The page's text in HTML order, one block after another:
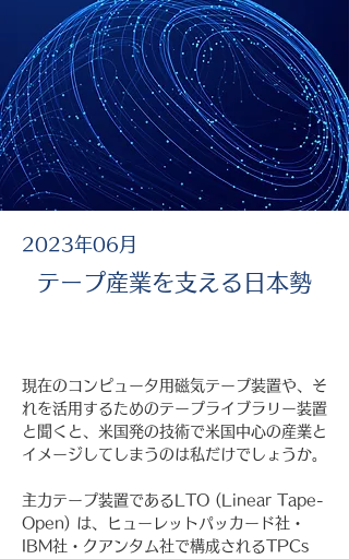
2023年06月
テープ産業を支える日本勢
現在のコンピュータ用磁気テープ装置や、そ
れを活用するためのテープライブラリー装置
と聞くと、米国発の技術で米国中心の産業と
イメージしてしまうのは私だけでしょうか。
主力テープ装置であるLTO (Linear Tape-
Open) は、ヒューレットパッカード社・
IBM社・クアンタム社で構成されるTPCs